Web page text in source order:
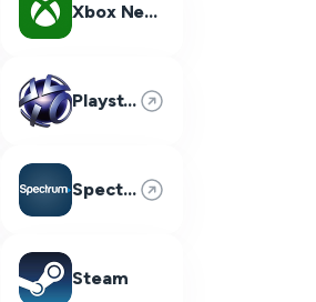
Xbox Network
Playstation Network
Spectrum
Steam